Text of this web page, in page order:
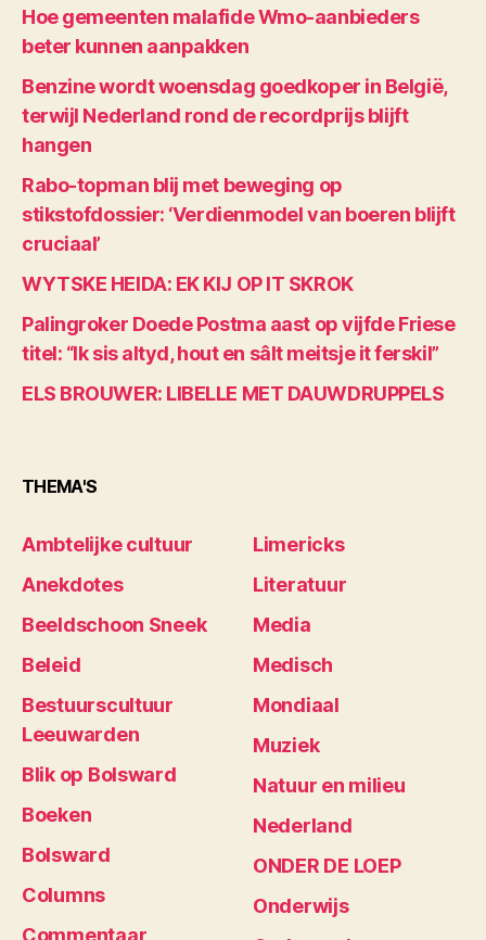
Hoe gemeenten malafide Wmo-aanbieders
beter kunnen aanpakken
Benzine wordt woensdag goedkoper in België,
terwijl Nederland rond de recordprijs blijft
hangen
Rabo-topman blij met beweging op
stikstofdossier: ‘Verdienmodel van boeren blijft
cruciaal’
WYTSKE HEIDA: EK KIJ OP IT SKROK
Palingroker Doede Postma aast op vijfde Friese
titel: “Ik sis altyd, hout en sâlt meitsje it ferskil”
ELS BROUWER: LIBELLE MET DAUWDRUPPELS
THEMA'S
Ambtelijke cultuur
Anekdotes
Beeldschoon Sneek
Beleid
Bestuurscultuur
Leeuwarden
Blik op Bolsward
Boeken
Bolsward
Columns
Commentaar
Limericks
Literatuur
Media
Medisch
Mondiaal
Muziek
Natuur en milieu
Nederland
ONDER DE LOEP
Onderwijs